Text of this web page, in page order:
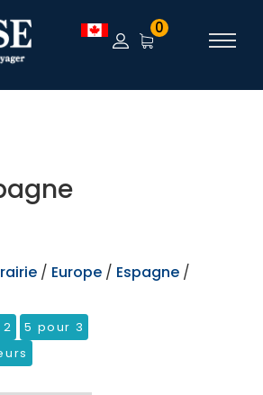
0
/ Europe / Espagne /
5 pour 3